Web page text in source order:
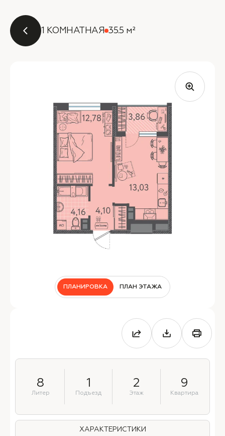
1 КОМНАТНАЯ 35.5 м²
ПЛАНИРОВКА ПЛАН ЭТАЖА
8
Литер
1
Подъезд
2
Этаж
9
Квартира
ХАРАКТЕРИСТИКИ